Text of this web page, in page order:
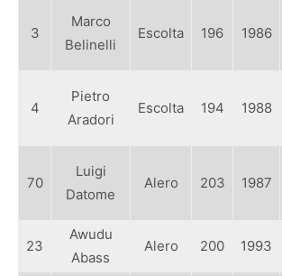
3
Marco
Belinelli
Escolta 196 1986
4
Pietro
Aradori
Escolta 194 1988
70
Luigi
Datome
Alero 203 1987
23
Awudu
Abass
Alero 200 1993